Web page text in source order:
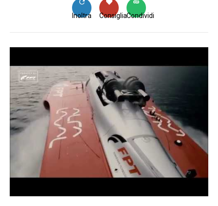
Condividi
Consiglia
Inoltra